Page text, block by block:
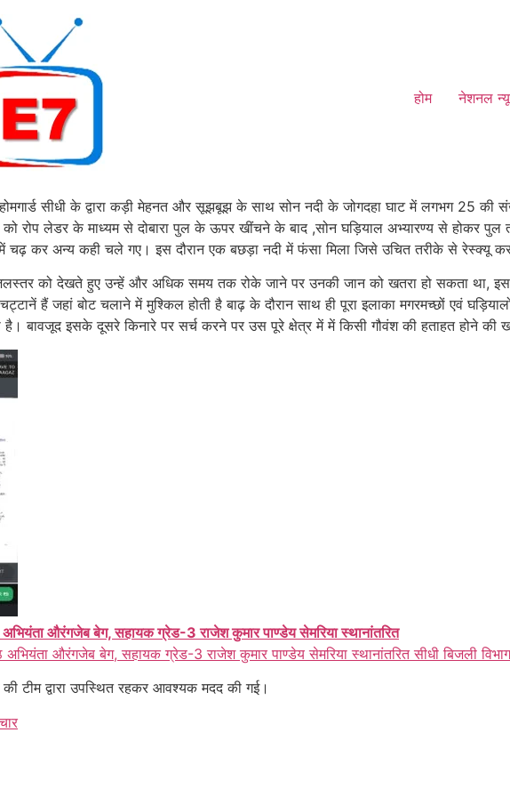
होम नेशनल
सीधी के द्वारा कड़ी मेहनत और सूझबूझ के साथ सोन नदी के जोगदहा घाट में लगभग 25 की
को रोप लेडर के माध्यम से दोबारा पुल के ऊपर खींचने के बाद ,सोन घड़ियाल अभ्यारण्य से होकर पुल
कर अन्य कही चले गए। इस दौरान एक बछड़ा नदी में फंसा मिला जिसे उचित तरीके से रेस्क्यू कर
को देखते हुए उन्हें और अधिक समय तक रोके जाने पर उनकी जान को खतरा हो सकता था,
हैं जहां बोट चलाने में मुश्किल होती है बाढ़ के दौरान साथ ही पूरा इलाका मगरमच्छों एवं
है। बावजूद इसके दूसरे किनारे पर सर्च करने पर उस पूरे क्षेत्र में में किसी गौवंश की हताहत होने की
औरंगजेब बेग, सहायक ग्रेड-3 राजेश कुमार पाण्डेय सेमरिया स्थानांतरित
औरंगजेब बेग, सहायक ग्रेड-3 राजेश कुमार पाण्डेय सेमरिया स्थानांतरित सीधी बिजली
की टीम द्वारा उपस्थित रहकर आवश्यक मदद की गई।